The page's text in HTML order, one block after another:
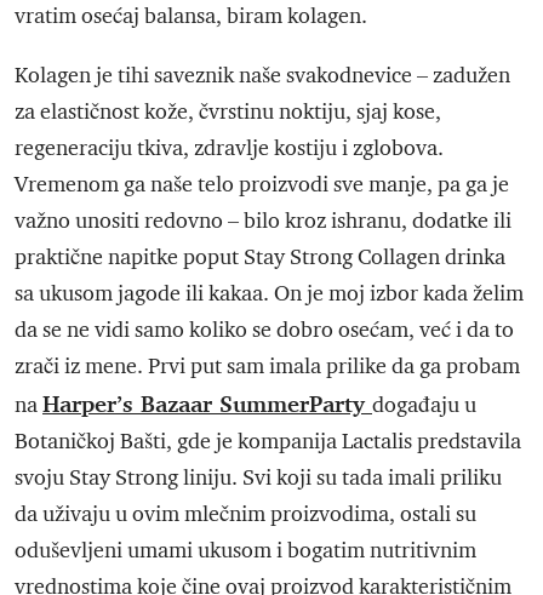
vratim osećaj balansa, biram kolagen.
Kolagen je tihi saveznik naše svakodnevice – zadužen
za elastičnost kože, čvrstinu noktiju, sjaj kose,
regeneraciju tkiva, zdravlje kostiju i zglobova.
Vremenom ga naše telo proizvodi sve manje, pa ga je
važno unositi redovno – bilo kroz ishranu, dodatke ili
praktične napitke poput Stay Strong Collagen drinka
sa ukusom jagode ili kakaa. On je moj izbor kada želim
da se ne vidi samo koliko se dobro osećam, već i da to
zrači iz mene. Prvi put sam imala prilike da ga probam
naHarper’s Bazaar SummerParty događaju u
Botaničkoj Bašti, gde je kompanija Lactalis predstavila
svoju Stay Strong liniju. Svi koji su tada imali priliku
da uživaju u ovim mlečnim proizvodima, ostali su
oduševljeni umami ukusom i bogatim nutritivnim
vrednostima koje čine ovaj proizvod karakterističnim